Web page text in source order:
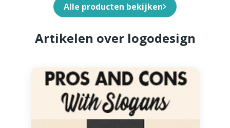
Alle producten bekijken
Artikelen over logodesign